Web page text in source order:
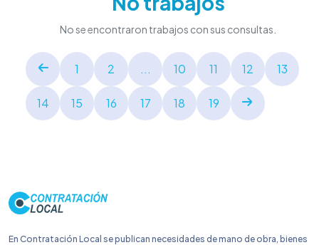
No se encontraron trabajos con sus consultas.
1 2 ... 10 11 12 13
14 15 16 17 18 19
En Contratación Local se publican necesidades de mano de obra, bienes